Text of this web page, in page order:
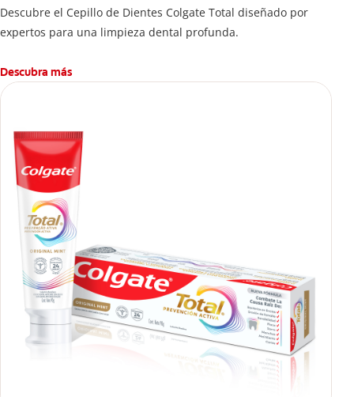
Descubre el Cepillo de Dientes Colgate Total diseñado por
expertos para una limpieza dental profunda.
Descubra más